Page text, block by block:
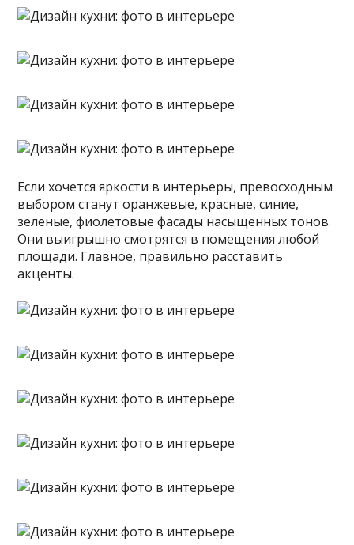
Если хочется яркости в интерьеры, превосходным
выбором станут оранжевые, красные, синие,
зеленые, фиолетовые фасады насыщенных тонов.
Они выигрышно смотрятся в помещения любой
площади. Главное, правильно расставить
акценты.